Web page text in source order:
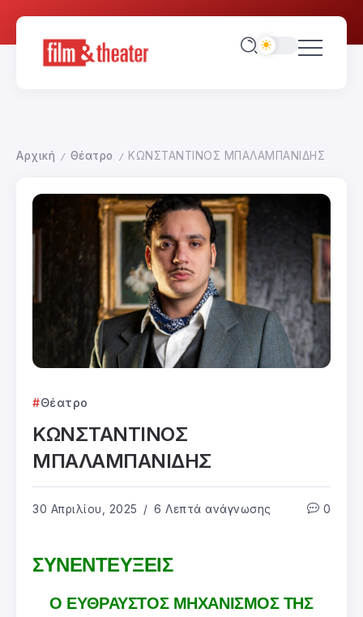
Αρχική / Θέατρο / ΚΩΝΣΤΑΝΤΙΝΟΣ ΜΠΑΛΑΜΠΑΝΙΔΗΣ
Θέατρο
ΚΩΝΣΤΑΝΤΙΝΟΣ
ΜΠΑΛΑΜΠΑΝΙΔΗΣ
30 Απριλίου, 2025 6 Λεπτά ανάγνωσης 0
ΣΥΝΕΝΤΕΥΞΕΙΣ
Ο ΕΥΘΡΑΥΣΤΟΣ ΜΗΧΑΝΙΣΜΟΣ ΤΗΣ